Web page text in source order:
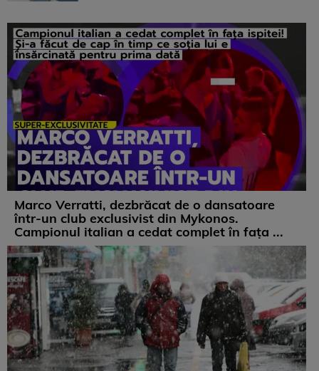
Marco Verratti, dezbrăcat de o dansatoare
într-un club exclusivist din Mykonos.
Campionul italian a cedat complet în fața ...